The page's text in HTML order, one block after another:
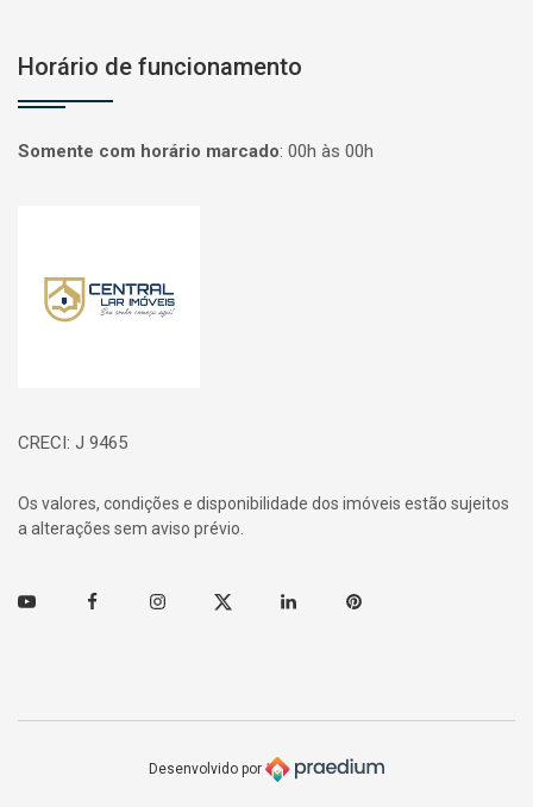
Horário de funcionamento
Somente com horário marcado: 00h às 00h
CRECI: J 9465
Os valores, condições e disponibilidade dos imóveis estão sujeitos
a alterações sem aviso prévio.
Youtube FacebookInstagramTwitter Linkedin Pinterest
Desenvolvido por